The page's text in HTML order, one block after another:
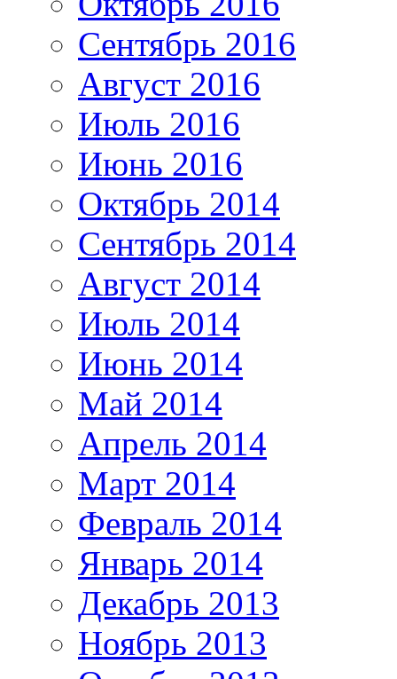
Сентябрь 2016
Август 2016
Июль 2016
Июнь 2016
Октябрь 2014
Сентябрь 2014
Август 2014
Июль 2014
Июнь 2014
Май 2014
Апрель 2014
Март 2014
Февраль 2014
Январь 2014
Декабрь 2013
Ноябрь 2013